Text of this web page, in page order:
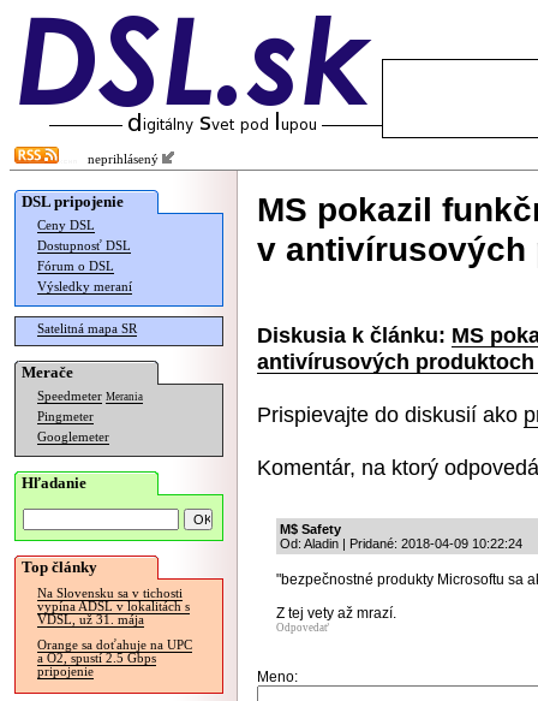
neprihlásený
DSL pripojenie
Ceny DSL
Dostupnosť DSL
Fórum o DSL
Výsledky meraní
Satelitná mapa SR
Merače
Speedmeter Merania
Pingmeter
Googlemeter
Hľadanie
Top články
Na Slovensku sa v tichosti
vypína ADSL v lokalitách s
VDSL, už 31. mája
Orange sa doťahuje na UPC
a O2, spustí 2.5 Gbps
pripojenie
MS pokazil
v antivírusových
Diskusia k článku: MS
antivírusových produktoch
Prispievajte do diskusií ako
Komentár, na ktorý
M$ Safety
Od: Aladin | Pridané: 2018-04-09 10:22:24
"bezpečnostné produkty Microsoftu sa
Z tej vety až mrazí.
Odpovedať
Meno: